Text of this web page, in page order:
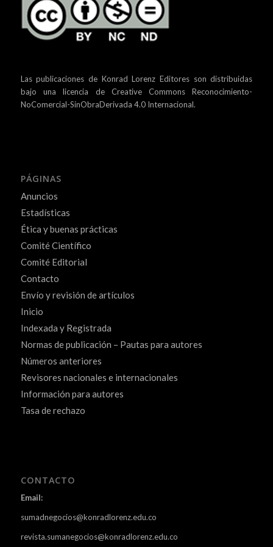
Las publicaciones de Konrad Lorenz Editores son distribuidas
bajo unalicencia de Creative Commons Reconocimiento-
NoComercial-SinObraDerivada 4.0 Internacional.
PÁGINAS
Anuncios
Estadísticas
Ética y buenas prácticas
Comité Científico
Comité Editorial
Contacto
Envío y revisión de artículos
Inicio
Indexada y Registrada
Normas de publicación – Pautas para autores
Números anteriores
Revisores nacionales e internacionales
Información para autores
Tasa de rechazo
CONTACTO
Email:
sumadnegocios@konradlorenz.edu.co
revista.sumanegocios@konradlorenz.edu.co